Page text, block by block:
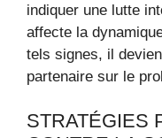
indiquer une lutte
affecte la
tels signes, il
partenaire sur le
STRATÉGIES